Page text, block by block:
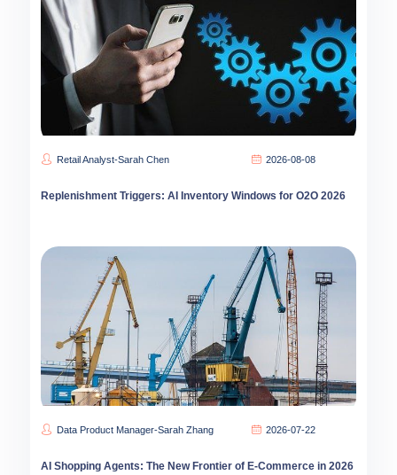
Retail Analyst-Sarah Chen 2026-08-08
Replenishment Triggers: AI Inventory Windows for O2O 2026
Data Product Manager-Sarah Zhang 2026-07-22
AI Shopping Agents: The New Frontier of E-Commerce in 2026